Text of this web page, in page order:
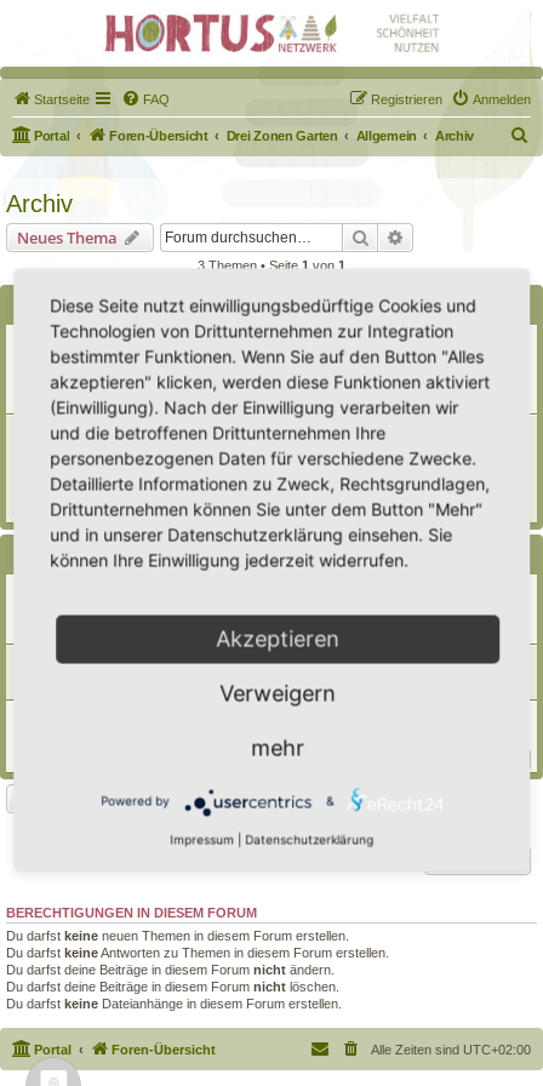
Startseite FAQ Anmelden
Registrieren
Portal Foren-Übersicht Drei Zonen Garten Allgemein Archiv
u
Archiv
Neues Thema Suche
3 Themen • Seite 1 von 1
Bekanntmachungen
Erweiterung der Kriterien zur Eintragung eines Hortus
Letzter Beitrag vonHeike Ehrle«Di 29. Jul 2025, 17:08
Verfasst inAnkündigungen & Fragen zum Forum
Antworten: 3
[Bitte lesen] Wie funktioniert die Eintragung Eurer
Gartenprojekte
Letzter Beitrag von
Verfasst in Eingetragener Hortus - Mein Hortus und ich!
Antworten:1
Themen
Letzter Beitrag vontree12«Sa 11. Jan 2025, 14:45
✨🌲Frohe Weihnachten euch allen 🌲✨
Simbienchen Di 24. Dez 2024, 18:57
Mi 2. Aug 2023, 14:20
Neues Thema
3 Themen • Seite
BERECHTIGUNGEN IN DIESEM FORUM
Du darfst keine neuen Themen in diesem Forum erstellen.
Du darfst keineAntworten zu Themen in diesem Forum erstellen.
Du darfst deine Beiträge in diesem Forum nicht ändern.
Du darfst deine Beiträge in diesem Forum nicht löschen.
Du darfst keine Dateianhänge in diesem Forum erstellen.
Portal Foren-Übersicht Alle Zeiten sind UTC+02:00
Diese Seite nutzt einwilligungsbedürftige Cookies und
Technologien von Drittunternehmen zur Integration
bestimmter Funktionen. Wenn Sie auf den Button "Alles
akzeptieren" klicken, werden diese Funktionen aktiviert
(Einwilligung). Nach der Einwilligung verarbeiten wir
und die betroffenen Drittunternehmen Ihre
personenbezogenen Daten für verschiedene Zwecke.
Detaillierte Informationen zu Zweck, Rechtsgrundlagen,
Drittunternehmen können Sie unter dem Button "Mehr"
und in unserer Datenschutzerklärung einsehen. Sie
können Ihre Einwilligung jederzeit widerrufen.
Akzeptieren
Verweigern
mehr
Powered by &
Impressum Datenschutzerklärung